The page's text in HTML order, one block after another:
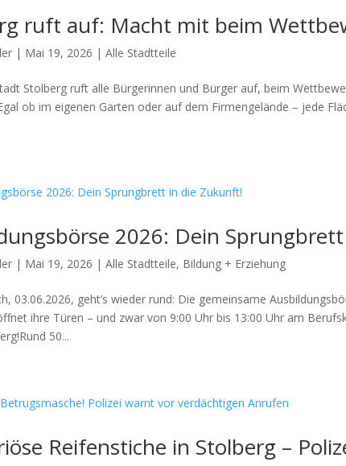
ruft auf: Macht mit beim
| Mai 19, 2026 |Alle Stadtteile
Stolberg ruft alle Bürgerinnen und Bürger auf, beim
ob im eigenen Garten oder auf dem Firmengelände – jede
2026: Dein
| Mai 19, 2026 |Alle Stadtteile, Bildung + Erziehung
03.06.2026, geht’s wieder rund: Die gemeinsame
ihre Türen – und zwar von 9:00 Uhr bis 13:00 Uhr am
50...
Reifenstiche in Stolberg –